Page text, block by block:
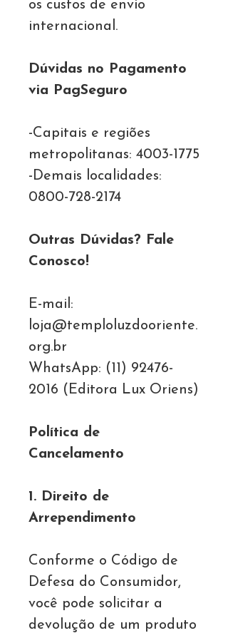
os custos de envio
internacional.
Dúvidas no Pagamento
via PagSeguro
-Capitais e regiões
metropolitanas: 4003-1775
-Demais localidades:
0800-728-2174
Outras Dúvidas? Fale
Conosco!
E-mail:
loja@temploluzdooriente.
org.br
WhatsApp: (11) 92476-
2016 (Editora Lux Oriens)
Política de
Cancelamento
1. Direito de
Arrependimento
Conforme o Código de
Defesa do Consumidor,
você pode solicitar a
devolução de um produto